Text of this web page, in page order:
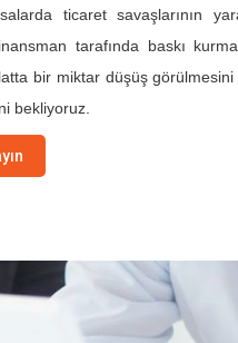
ticaret savaşlarının
tarafında baskı
bir miktar düşüş görülmesini
bekliyoruz.